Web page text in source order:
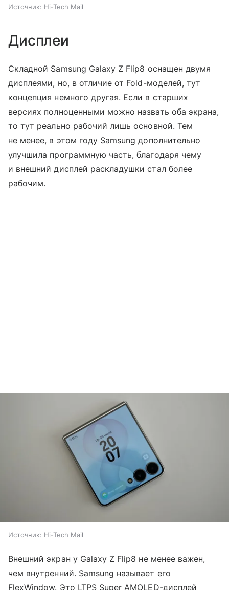
Источник: Hi-Tech Mail
Дисплеи
Складной Samsung Galaxy Z Flip8 оснащен двумя
дисплеями, но, в отличие от Fold-моделей, тут
концепция немного другая. Если в старших
версиях полноценными можно назвать оба экрана,
то тут реально рабочий лишь основной. Тем
не менее, в этом году Samsung дополнительно
улучшила программную часть, благодаря чему
и внешний дисплей раскладушки стал более
рабочим.
Источник: Hi-Tech Mail
Внешний экран у Galaxy Z Flip8 не менее важен,
чем внутренний. Samsung называет его
FlexWindow. Это LTPS Super AMOLED-дисплей